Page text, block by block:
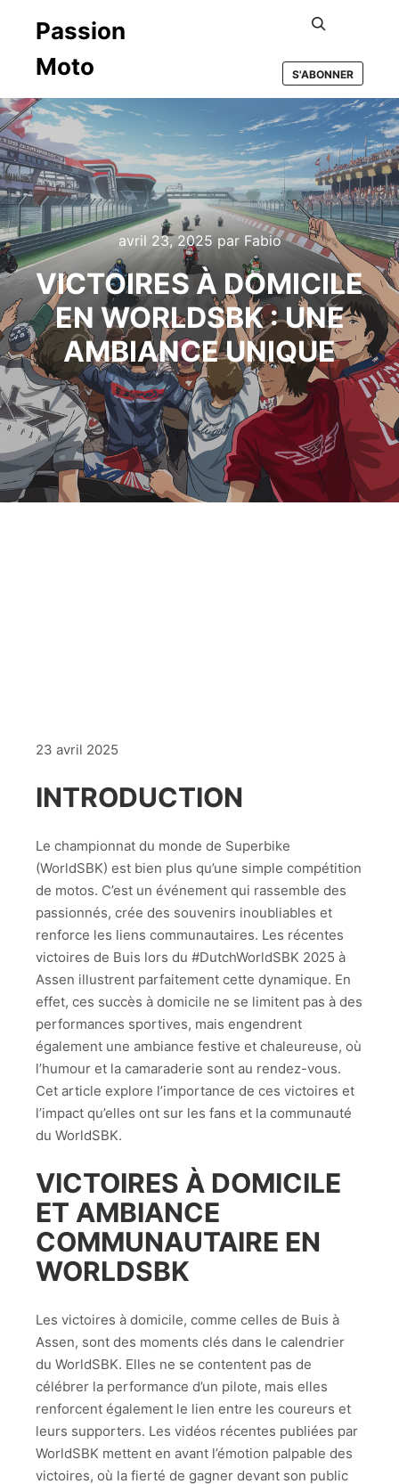
Passion
Moto
S'ABONNER
avril 23, 2025parFabio
VICTOIRES À DOMICILE
EN WORLDSBK : UNE
AMBIANCE UNIQUE
23 avril 2025
INTRODUCTION
Le championnat du monde de Superbike
(WorldSBK) est bien plus qu’une simple compétition
de motos. C’est un événement qui rassemble des
passionnés, crée des souvenirs inoubliables et
renforce les liens communautaires. Les récentes
victoires de Buis lors du #DutchWorldSBK 2025 à
Assen illustrent parfaitement cette dynamique. En
effet, ces succès à domicile ne se limitent pas à des
performances sportives, mais engendrent
également une ambiance festive et chaleureuse, où
l’humour et la camaraderie sont au rendez-vous.
Cet article explore l’importance de ces victoires et
l’impact qu’elles ont sur les fans et la communauté
du WorldSBK.
VICTOIRES À DOMICILE
ET AMBIANCE
COMMUNAUTAIRE EN
WORLDSBK
Les victoires à domicile, comme celles de Buis à
Assen, sont des moments clés dans le calendrier
du WorldSBK. Elles ne se contentent pas de
célébrer la performance d’un pilote, mais elles
renforcent également le lien entre les coureurs et
leurs supporters. Les vidéos récentes publiées par
WorldSBK mettent en avant l’émotion palpable des
victoires, où la fierté de gagner devant son public